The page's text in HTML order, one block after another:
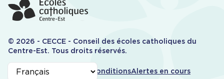
© 2026 - CECCE - Conseil des écoles catholiques du
Centre-Est. Tous droits réservés.
Informations
Accessibilité Termes et conditionsAlertes en cours